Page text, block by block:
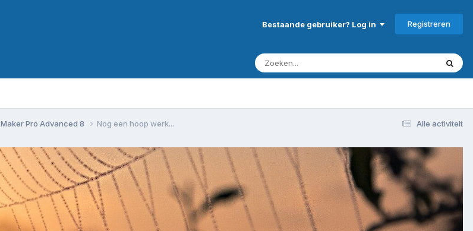
Bestaande gebruiker? Log in Registreren
Alle activiteit
Pro Advanced 8 Nog een hoop werk...